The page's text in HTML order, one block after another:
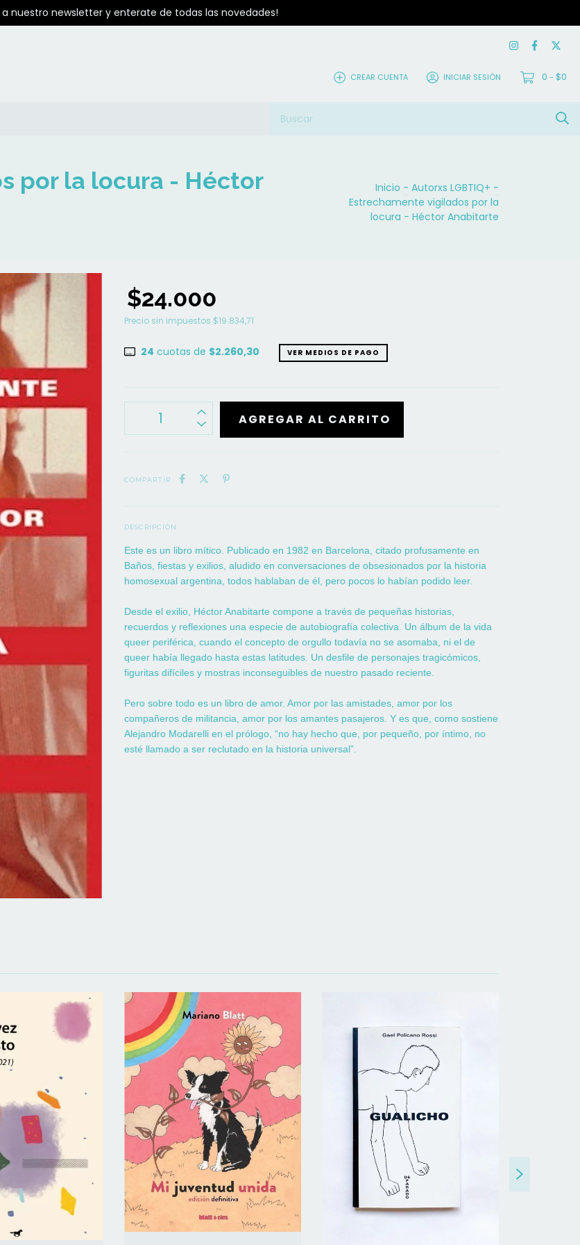
a nuestro newsletter y enterate de todas las novedades!
CREAR CUENTA INICIAR SESIÓN 0 - $0
por la locura - Héctor
Inicio - Autorxs LGBTIQ+ -
Estrechamente vigilados por la
locura - Héctor Anabitarte
$24.000
Precio sin impuestos $19.834,71
24 cuotas de $2.260,30 VER MEDIOS DE PAGO
COMPARTIR
DESCRIPCIÓN
Este es un libro mítico. Publicado en 1982 en Barcelona, citado profusamente en
Baños, fiestas y exilios, aludido en conversaciones de obsesionados por la historia
homosexual argentina, todos hablaban de él, pero pocos lo habían podido leer.
Desde el exilio, Héctor Anabitarte compone a través de pequeñas historias,
recuerdos y reflexiones una especie de autobiografía colectiva. Un álbum de la vida
queer periférica, cuando el concepto de orgullo todavía no se asomaba, ni el de
queer había llegado hasta estas latitudes. Un desfile de personajes tragicómicos,
figuritas difíciles y mostras inconseguibles de nuestro pasado reciente.
Pero sobre todo es un libro de amor. Amor por las amistades, amor por los
compañeros de militancia, amor por los amantes pasajeros. Y es que, como sostiene
Alejandro Modarelli en el prólogo, “no hay hecho que, por pequeño, por íntimo, no
esté llamado a ser reclutado en la historia universal”.